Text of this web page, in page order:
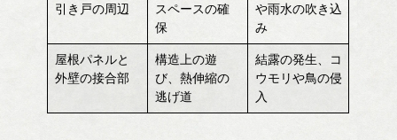
引き戸の周辺
スペースの確
保
や雨水の吹き込
み
屋根パネルと
外壁の接合部
構造上の遊
び、熱伸縮の
逃げ道
結露の発生、コ
ウモリや鳥の侵
入